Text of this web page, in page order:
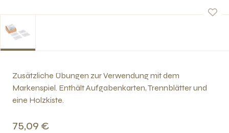
Zusätzliche Übungen zur Verwendung mit dem
Markenspiel. Enthält Aufgabenkarten, Trennblätter und
eine Holzkiste.
75,09 €